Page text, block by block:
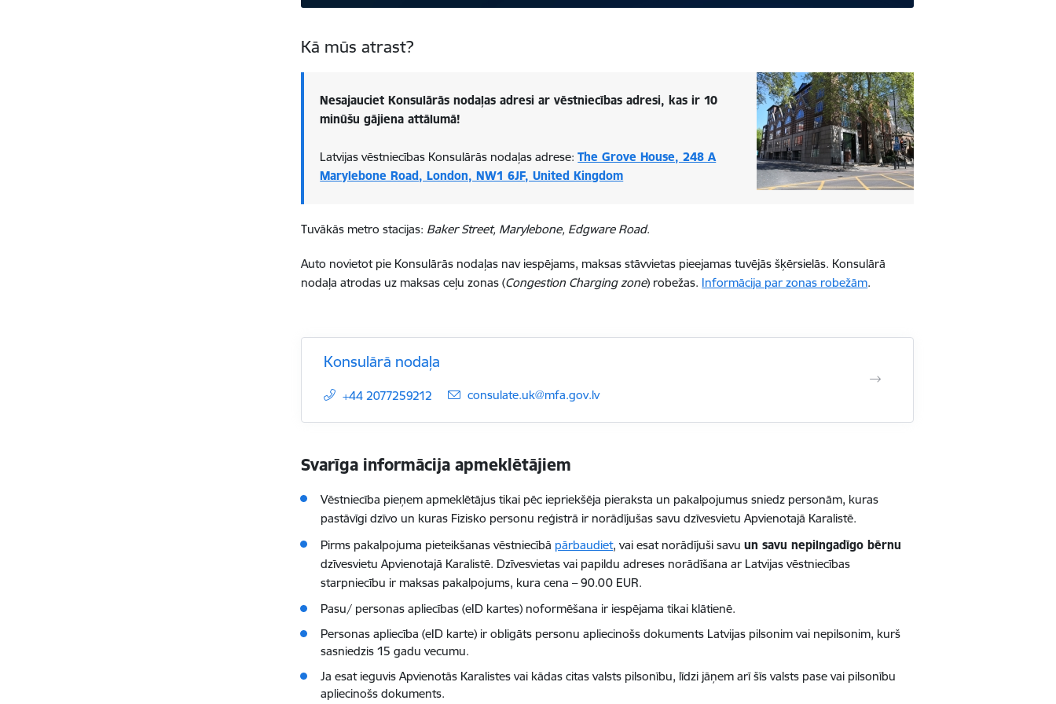
Kā mūs atrast?
Nesajauciet Konsulārās nodaļas adresi ar vēstniecības adresi, kas ir 10
minūšu gājiena attālumā!
Latvijas vēstniecības Konsulārās nodaļas adrese:The Grove House, 248 A
Marylebone Road, London, NW1 6JF, United Kingdom
Tuvākās metro stacijas: Baker Street, Marylebone, Edgware Road.
Auto novietot pie Konsulārās nodaļas nav iespējams, maksas stāvvietas pieejamas tuvējās šķērsielās. Konsulārā
nodaļa atrodas uz maksas ceļu zonas (Congestion Charging zone) robežas. Informācija par zonas robežām.
Konsulārā nodaļa
+44 2077259212 E-pasts:
consulate.uk@mfa.gov.lv
Svarīga informācija apmeklētājiem
Vēstniecība pieņem apmeklētājus tikai pēc iepriekšēja pieraksta un pakalpojumus sniedz personām, kuras
pastāvīgi dzīvo un kuras Fizisko personu reģistrā ir norādījušas savu dzīvesvietu Apvienotajā Karalistē.
Pirms pakalpojuma pieteikšanas vēstniecībā pārbaudiet, vai esat norādījuši savuun savu nepilngadīgo bērnu
dzīvesvietu Apvienotajā Karalistē. Dzīvesvietas vai papildu adreses norādīšana ar Latvijas vēstniecības
starpniecību ir maksas pakalpojums, kura cena – 90.00 EUR.
Pasu/ personas apliecības (eID kartes) noformēšana ir iespējama tikai klātienē.
Personas apliecība (eID karte) ir obligāts personu apliecinošs dokuments Latvijas pilsonim vai nepilsonim, kurš
sasniedzis 15 gadu vecumu.
Ja esat ieguvis Apvienotās Karalistes vai kādas citas valsts pilsonību, līdzi jāņem arī šīs valsts pase vai pilsonību
apliecinošs dokuments.